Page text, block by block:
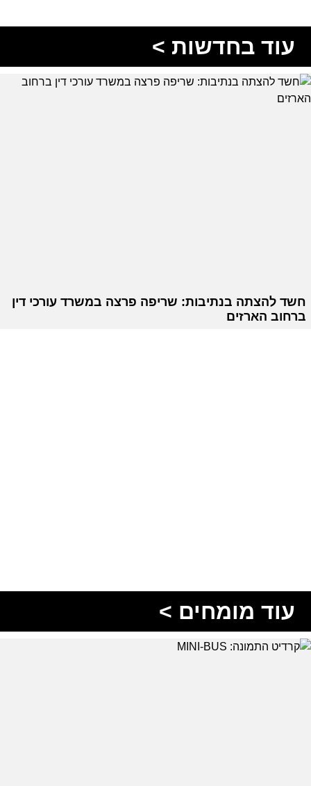
עוד בחדשות >
חשד להצתה בנתיבות: שריפה פרצה במשרד עורכי דין
ברחוב הארזים
עוד מומחים >